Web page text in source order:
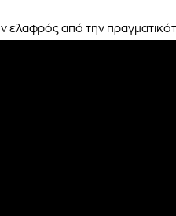
ελαφρός από την